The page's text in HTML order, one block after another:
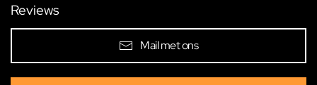
Reviews
Mail met ons